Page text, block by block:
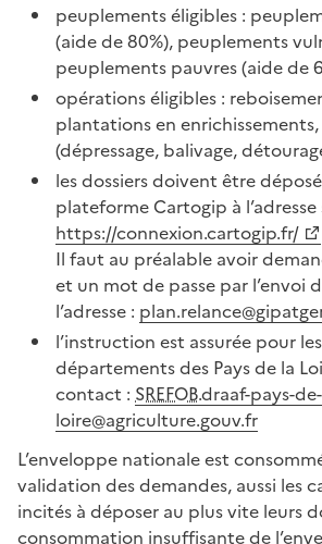
peuplements éligibles :
(aide de 80%), peuplements
peuplements pauvres (aide de
opérations éligibles :
plantations en
(dépressage, balivage,
les dossiers doivent être
plateforme Cartogip à
https://connexion.cartogip.fr/
Il faut au préalable avoir
et un mot de passe par l’envoi
l’adresse :
l’instruction est assurée pour
départements des Pays de la
contact : SREFOB.draaf-pays-
loire@agriculture.gouv.fr
L’enveloppe nationale est
validation des demandes, aussi les
incités à déposer au plus vite leurs
consommation insuffisante de